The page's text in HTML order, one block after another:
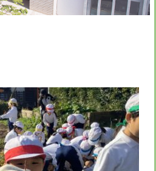
サイトマップ
個人情報保護方針